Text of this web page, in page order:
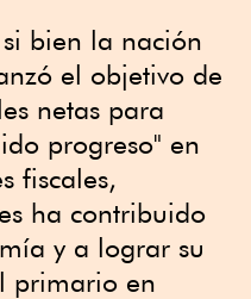
bien la nación
el objetivo de
netas para
progreso" en
fiscales,
ha contribuido
y ⁠a lograr ⁠su
primario en